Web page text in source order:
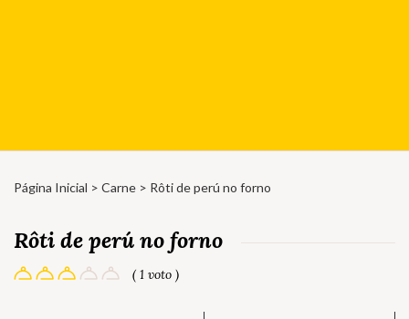
Página Inicial > Carne > Rôti de perú no forno
Rôti de perú no forno
( 1 voto )